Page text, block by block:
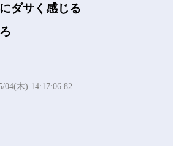
ダサく感じる
04(木) 14:17:06.82